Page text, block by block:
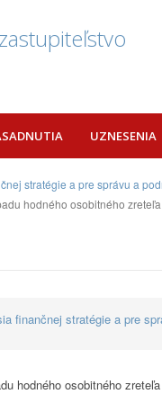
UZNESENIA
stratégie a pre správu a
hodného osobitného
finančnej stratégie a pre
hodného osobitného